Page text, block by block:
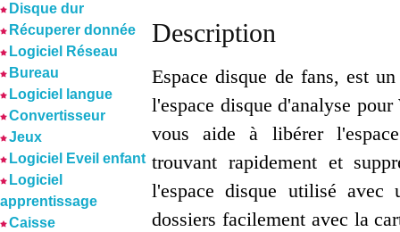
Disque dur
Récuperer donnée
Logiciel Réseau
Bureau
Logiciel langue
Convertisseur
Jeux
Logiciel Eveil enfant
Logiciel
apprentissage
Caisse
Description
Espace disque de fans, est
l'espace disque d'analyse
vous aide à libérer
trouvant rapidement et
l'espace disque utilisé avec
dossiers facilement avec la